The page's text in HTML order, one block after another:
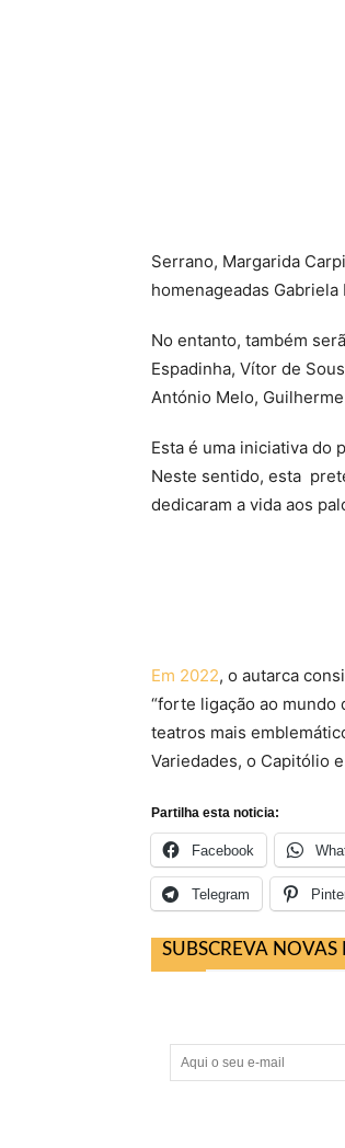
Serrano, Margarida
homenageadas
No entanto, também
Espadinha, Vítor de
António Melo,
Esta é uma iniciativa do
Neste sentido, esta
dedicaram a vida aos
Em 2022, o autarca
“forte ligação ao
teatros mais
Variedades, o Capitólio
Partilha esta noticia:
Facebook
Telegram
SUBSCREVA NOVAS
Aqui
o